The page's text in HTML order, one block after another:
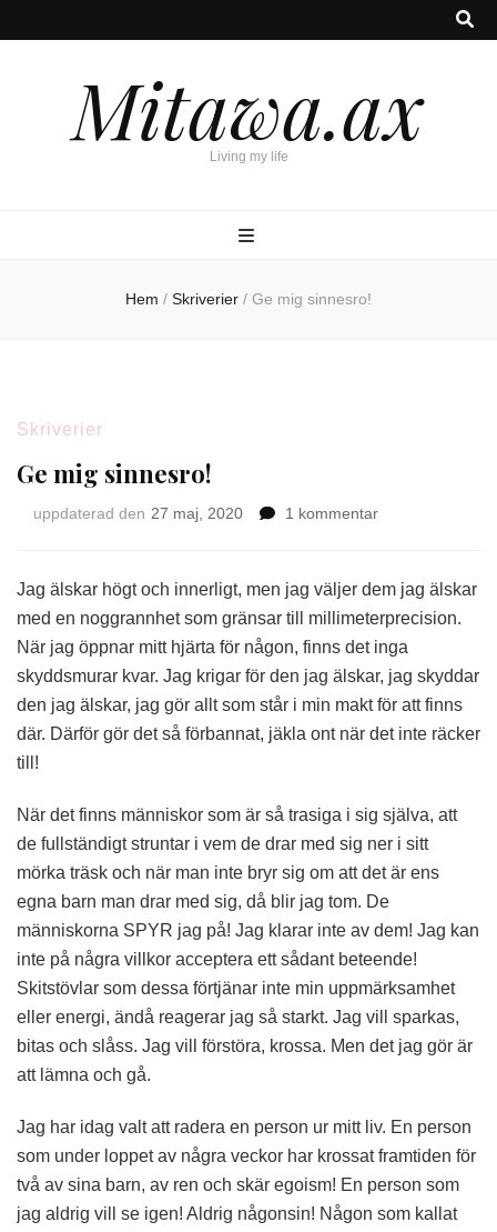
Mitawa.ax
Living my life
Hem / Skriverier / Ge mig sinnesro!
Skriverier
Ge mig sinnesro!
uppdaterad den 27 maj, 2020 1 kommentartill
sinnesro!
Jag älskar högt och innerligt, men jag väljer dem jag älskar
med en noggrannhet som gränsar till millimeterprecision.
När jag öppnar mitt hjärta för någon, finns det inga
skyddsmurar kvar. Jag krigar för den jag älskar, jag skyddar
den jag älskar, jag gör allt som står i min makt för att finns
där. Därför gör det så förbannat, jäkla ont när det inte räcker
till!
När det finns människor som är så trasiga i sig själva, att
de fullständigt struntar i vem de drar med sig ner i sitt
mörka träsk och när man inte bryr sig om att det är ens
egna barn man drar med sig, då blir jag tom. De
människorna SPYR jag på! Jag klarar inte av dem! Jag kan
inte på några villkor acceptera ett sådant beteende!
Skitstövlar som dessa förtjänar inte min uppmärksamhet
eller energi, ändå reagerar jag så starkt. Jag vill sparkas,
bitas och slåss. Jag vill förstöra, krossa. Men det jag gör är
att lämna och gå.
Jag har idag valt att radera en person ur mitt liv. En person
som under loppet av några veckor har krossat framtiden för
två av sina barn, av ren och skär egoism! En person som
jag aldrig vill se igen! Aldrig någonsin! Någon som kallat